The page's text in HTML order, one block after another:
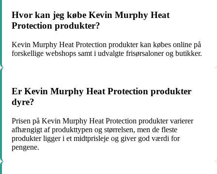
Hvor kan jeg købe Kevin Murphy Heat
Protection produkter?
Kevin Murphy Heat Protection produkter kan købes online på
forskellige webshops samt i udvalgte frisørsaloner og butikker.
Er Kevin Murphy Heat Protection produkter
dyre?
Prisen på Kevin Murphy Heat Protection produkter varierer
afhængigt af produkttypen og størrelsen, men de fleste
produkter ligger i et midtprisleje og giver god værdi for
pengene.